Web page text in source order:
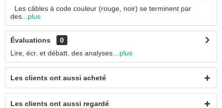
Les câbles à code couleur (rouge, noir) se terminent par
des... plus
Évaluations
0
Lire, écr. et débatt. des analyses… plus
Les clients ont aussi acheté
Les clients ont aussi regardé